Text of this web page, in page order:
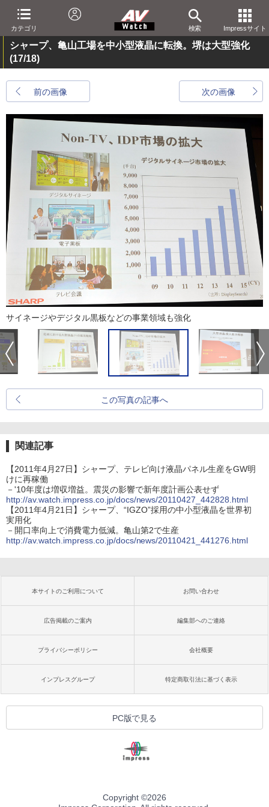
カテゴリ 検索 Impressサイト
シャープ、亀山工場を中小型液晶に転換。堺は大型強化
(17/18)
前の画像 次の画像
サイネージやデジタル黒板などの事業領域も強化
この写真の記事へ
関連記事
【2011年4月27日】シャープ、テレビ向け液晶パネル生産をGW明
けに再稼働
－'10年度は増収増益。震災の影響で新年度計画公表せず
http://av.watch.impress.co.jp/docs/news/20110427_442828.html
【2011年4月21日】シャープ、“IGZO”採用の中小型液晶を世界初
実用化
－開口率向上で消費電力低減。亀山第2で生産
http://av.watch.impress.co.jp/docs/news/20110421_441276.html
本サイトのご利用について お問い合わせ
広告掲載のご案内 編集部へのご連絡
プライバシーポリシー 会社概要
インプレスグループ 特定商取引法に基づく表示
PC版で見る
Copyright ©2026